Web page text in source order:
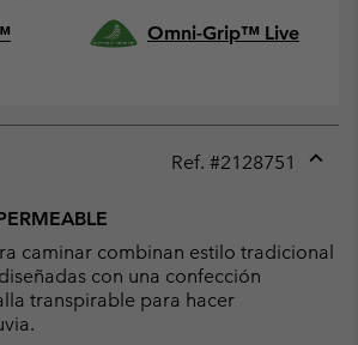
Omni-Grip™ Live
Ref. #2128751
caminar combinan estilo tradicional
con una confección
transpirable para hacer